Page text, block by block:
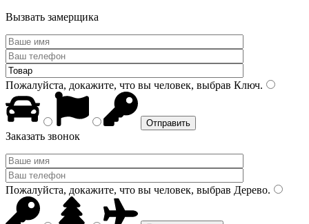
Вызвать замерщика
Пожалуйста, докажите, что вы человек, выбрав Ключ.
Заказать звонок
Пожалуйста, докажите, что вы человек, выбрав Дерево.